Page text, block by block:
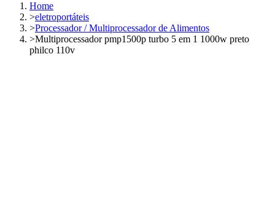
Home
>eletroportáteis
>Processador / Multiprocessador de Alimentos
>Multiprocessador pmp1500p turbo 5 em 1 1000w preto
philco 110v